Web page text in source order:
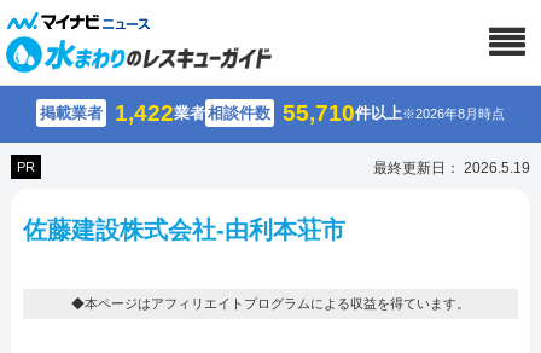
掲載業者 1,422業者相談件数 55,710件以上※2026年8月時点
PR 最終更新日： 2026.5.19
佐藤建設株式会社-由利本荘市
◆本ページはアフィリエイトプログラムによる収益を得ています。